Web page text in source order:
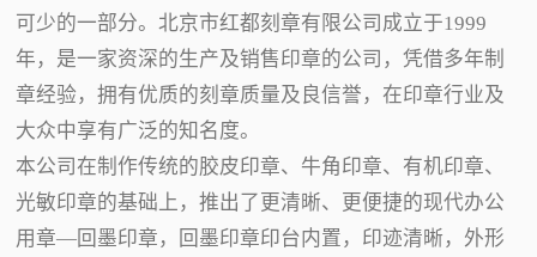
可少的一部分。北京市红都刻章有限公司成立于1999
年，是一家资深的生产及销售印章的公司，凭借多年制
章经验，拥有优质的刻章质量及良信誉，在印章行业及
大众中享有广泛的知名度。
本公司在制作传统的胶皮印章、牛角印章、有机印章、
光敏印章的基础上，推出了更清晰、更便捷的现代办公
用章—回墨印章，回墨印章印台内置，印迹清晰，外形